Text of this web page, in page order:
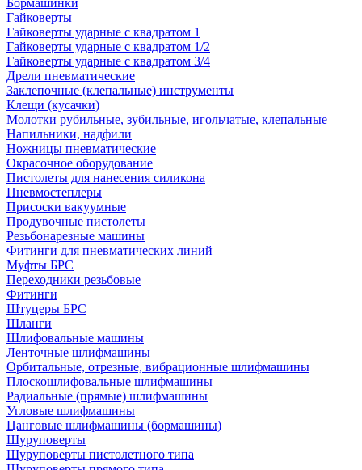
Бормашинки
Гайковерты
Гайковерты ударные с квадратом 1
Гайковерты ударные с квадратом 1/2
Гайковерты ударные с квадратом 3/4
Дрели пневматические
Заклепочные (клепальные) инструменты
Клещи (кусачки)
Молотки рубильные, зубильные, игольчатые, клепальные
Напильники, надфили
Ножницы пневматические
Окрасочное оборудование
Пистолеты для нанесения силикона
Пневмостеплеры
Присоски вакуумные
Продувочные пистолеты
Резьбонарезные машины
Фитинги для пневматических линий
Муфты БРС
Переходники резьбовые
Фитинги
Штуцеры БРС
Шланги
Шлифовальные машины
Ленточные шлифмашины
Орбитальные, отрезные, вибрационные шлифмашины
Плоскошлифовальные шлифмашины
Радиальные (прямые) шлифмашины
Угловые шлифмашины
Цанговые шлифмашины (бормашины)
Шуруповерты
Шуруповерты пистолетного типа